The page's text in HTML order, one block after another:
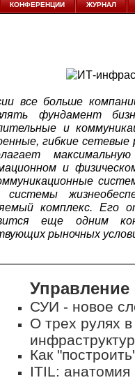
КОНФЕРЕНЦИИ ЖУРНАЛ
все больше
фундамент
и
гибкие
и
системы
комплекс. Его
еще одним
рыночных
СУИ - новое
О трех рулях
Как
ITIL: анатомия